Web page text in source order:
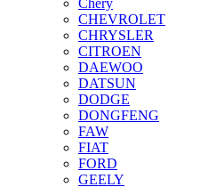
Chery
CHEVROLET
CHRYSLER
CITROEN
DAEWOO
DATSUN
DODGE
DONGFENG
FAW
FIAT
FORD
GEELY